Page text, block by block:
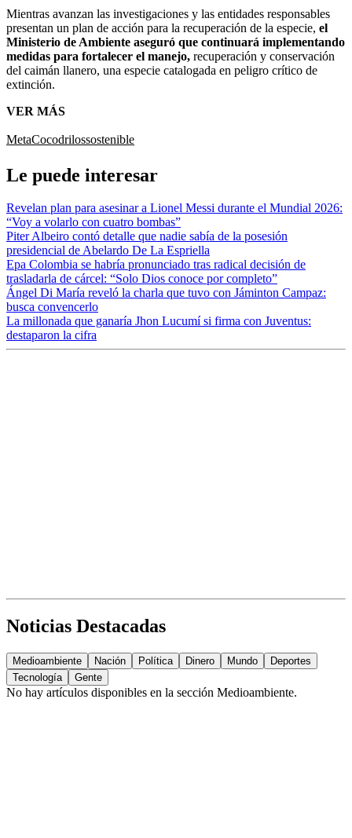
Mientras avanzan las investigaciones y las entidades responsables
presentan un plan de acción para la recuperación de la especie, el
Ministerio de Ambiente aseguró que continuará implementando
medidas para fortalecer el manejo, recuperación y conservación
del caimán llanero, una especie catalogada en peligro crítico de
extinción.
VER MÁS
MetaCocodrilossostenible
Le puede interesar
Revelan plan para asesinar a Lionel Messi durante el Mundial 2026:
“Voy a volarlo con cuatro bombas”
Piter Albeiro contó detalle que nadie sabía de la posesión
presidencial de Abelardo De La Espriella
Epa Colombia se habría pronunciado tras radical decisión de
trasladarla de cárcel: “Solo Dios conoce por completo”
Ángel Di María reveló la charla que tuvo con Jáminton Campaz:
busca convencerlo
La millonada que ganaría Jhon Lucumí si firma con Juventus:
destaparon la cifra
Noticias Destacadas
Medioambiente Nación Política Dinero Mundo
Deportes
Tecnología
Gente
No hay artículos disponibles en la sección Medioambiente.